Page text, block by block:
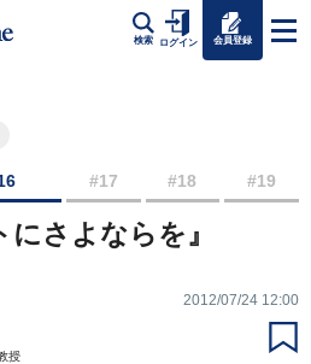
検索 ログイン 会員登録
#17 #18 #19
にさよならを』
2012/07/24 12:00
授